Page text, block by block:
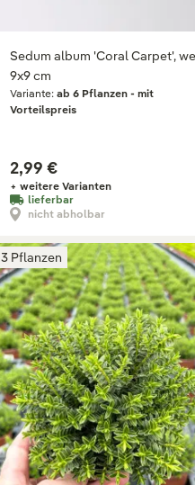
Sedum album 'Coral Carpet',
9x9 cm
Variante: ab 6 Pflanzen - mit
Vorteilspreis
2,99 €
+ weitere Varianten
lieferbar
nicht abholbar
3 Pflanzen